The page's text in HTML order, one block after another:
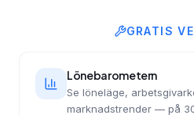
GRATIS
Lönebarometern
Se löneläge,
marknadstrender — på